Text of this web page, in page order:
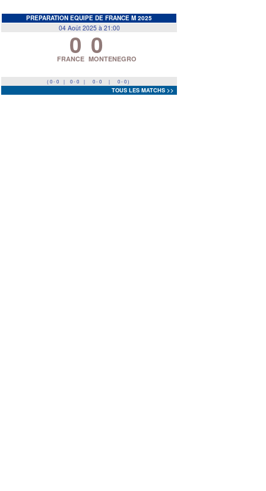
PREPARATION EQUIPE DE FRANCE M 2025
04 Août 2025 à 21:00
0
FRANCE 0
MONTENEGRO
( 0 - 0 | 0 - 0 | 0 - 0 | 0 - 0 )
TOUS LES MATCHS >>